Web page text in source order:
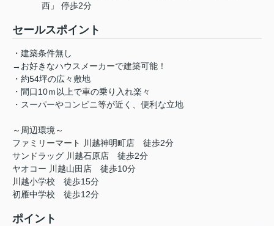
西」 停歩2分
セールスポイント
・建築条件無し
→お好きなハウスメーカーで建築可能！
・約54坪の広々敷地
・間口10ｍ以上で車の乗り入れ楽々
・スーパーやコンビニ等が近く、便利な立地
～周辺環境～
ファミリーマート 川越神明町店 徒歩2分
サンドラッグ 川越石原店 徒歩2分
ヤオコー 川越山田店 徒歩10分
川越小学校 徒歩15分
初雁中学校 徒歩12分
ポイント